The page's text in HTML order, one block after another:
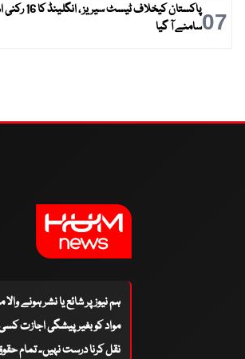
07
پاکستان کیخلاف ٹیسٹ
سامنے آ گیا
ہم نیوز پر شائع یا نشر ہونے
مواد کو بغیر پیشگی اجازت
نقل کرنا درست نہیں۔ تمام